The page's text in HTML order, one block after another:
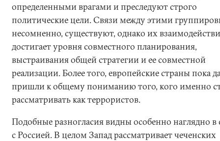
определенными врагами и преследуют строго
политические цели. Связи между этими
несомненно, существуют, однако их
достигает уровня совместного планирования,
выстраивания общей стратегии и ее совместной
реализации. Более того, европейские страны пока
пришли к общему пониманию того, кого именно
рассматривать как террористов.
Подобные разногласия видны особенно наглядно в
с Россией. В целом Запад рассматривает чеченских